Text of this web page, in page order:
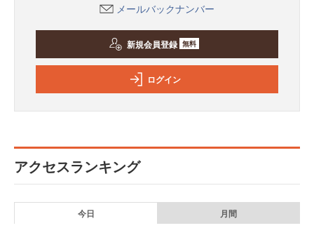
メールバックナンバー
新規会員登録 無料
ログイン
アクセスランキング
今日 月間